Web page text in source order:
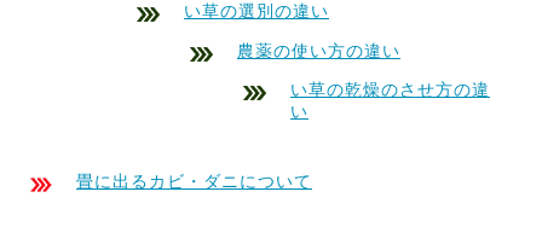
い草の選別の違い
農薬の使い方の違い
い草の乾燥のさせ方の違
い
畳に出るカビ・ダニについて